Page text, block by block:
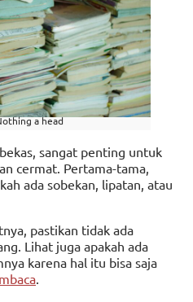
a head
sangat penting untuk
cermat. Pertama-tama,
ada sobekan, lipatan, atau
pastikan tidak ada
Lihat juga apakah ada
karena hal itu bisa saja
.